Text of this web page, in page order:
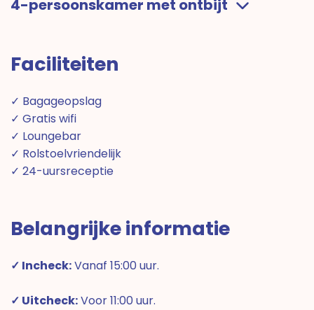
4-persoonskamer met ontbijt
Faciliteiten
✓ Bagageopslag
✓ Gratis wifi
✓ Loungebar
✓ Rolstoelvriendelijk
✓ 24-uursreceptie
Belangrijke informatie
✓ Incheck:Vanaf 15:00 uur.
✓ Uitcheck:Voor 11:00 uur.